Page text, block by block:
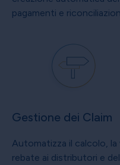
pagamenti e
Gestione dei Claim
Automatizza il calcolo, la
rebate ai distributori e